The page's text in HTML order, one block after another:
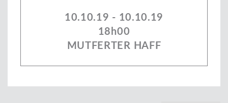
10.10.19 - 10.10.19
18h00
MUTFERTER HAFF